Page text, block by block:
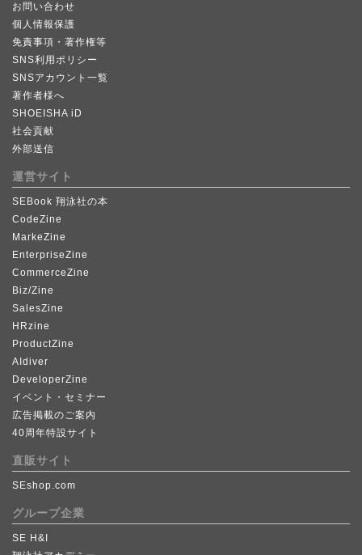
お問い合わせ
個人情報保護
免責事項・著作権等
SNS利用ポリシー
SNSアカウント一覧
著作者様へ
SHOEISHA iD
社会貢献
外部送信
運営サイト
SEBook 翔泳社の本
CodeZine
MarkeZine
EnterpriseZine
CommerceZine
Biz/Zine
SalesZine
HRzine
ProductZine
AIdiver
DeveloperZine
イベント・セミナー
広告掲載のご案内
40周年特設サイト
直販サイト
SEshop.com
グループ企業
SE H&I